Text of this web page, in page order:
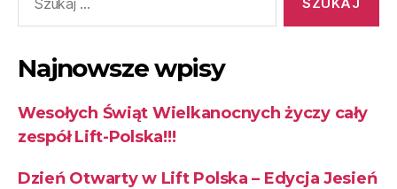
Najnowsze wpisy
Wesołych Świąt Wielkanocnych życzy cały
zespół Lift-Polska!!!
Dzień Otwarty w Lift Polska – Edycja Jesień